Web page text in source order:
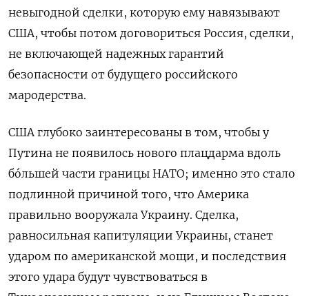
невыгодной сделки, которую ему навязывают
США, чтобы потом договориться Россия, сделки,
не включающей надежных гарантий
безопасности от будущего российского
мародерства.
США глубоко заинтересованы в том, чтобы у
Путина не появилось нового плацдарма вдоль
бóльшей части границы НАТО; именно это стало
подлинной причиной того, что Америка
правильно вооружала Украину. Сделка,
равносильная капитуляции Украины, станет
ударом по американской мощи, и последствия
этого удара будут чувствоваться в